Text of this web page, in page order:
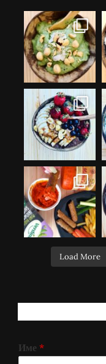
Load More
Име *